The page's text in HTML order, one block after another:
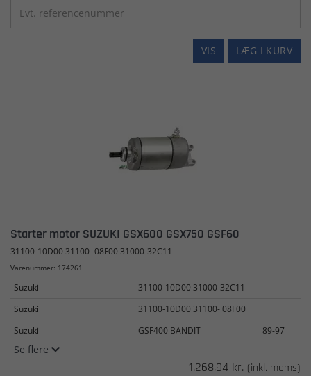
LÆG I KURV
VIS
Starter motor SUZUKI GSX600 GSX750 GSF60
31100-10D00 31100- 08F00 31000-32C11
Varenummer: 174261
Suzuki
31100-10D00 31000-32C11
Suzuki
31100-10D00 31100- 08F00
Suzuki
GSF400 BANDIT 89-97
Se flere
1.268,94 kr. (inkl. moms)